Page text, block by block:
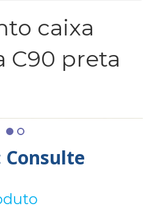
caixa
C90 preta
Consulte